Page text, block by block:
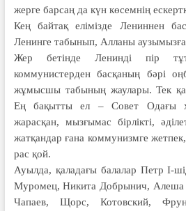
жерге барсаң да күн көсемнің
Кең байтақ елімізде Лениннен
Ленинге табынып, Алланы
Жер бетінде Ленинді пір
коммунистерден басқаның бәрі
жұмысшы табының жаулары. Тек
Ең бақытты ел – Совет Одағы
жарасқан, мызғымас бірлікті,
жатқандар ғана коммунизмге жетпек,
рас қой.
Ауылда, қаладағы балалар Петр І-
Муромец, Никита Добрынич, Алеша
Чапаев, Щорс, Котовский,